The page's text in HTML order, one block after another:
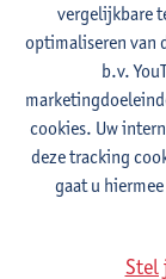
Vakdidactiek
6studiepunten
Lesgever(s):
Vakdidactiek
6studiepunten
Vakdidactiek
vergelijkbare
optimaliseren van
b.v.
cookies. Uw
deze tracking
gaat u
Stel